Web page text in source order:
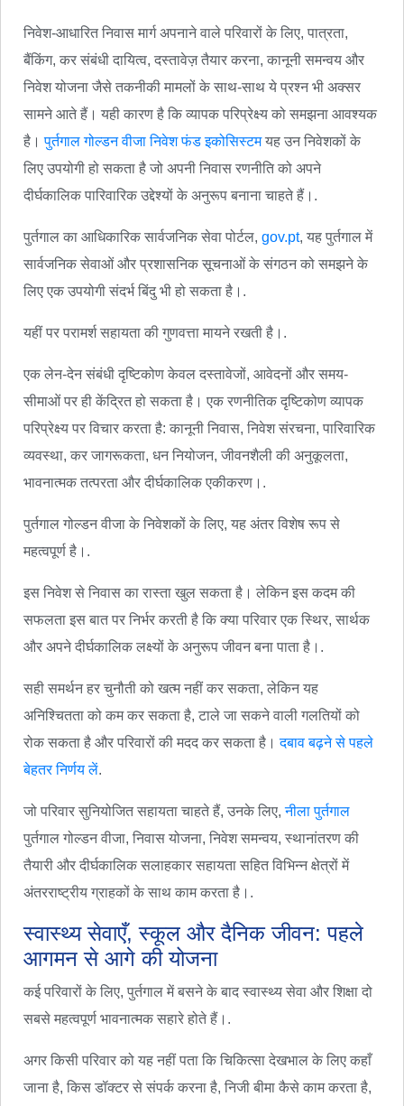
निवेश-आधारित निवास मार्ग अपनाने वाले परिवारों के लिए, पात्रता,
बैंकिंग, कर संबंधी दायित्व, दस्तावेज़ तैयार करना, कानूनी समन्वय और
निवेश योजना जैसे तकनीकी मामलों के साथ-साथ ये प्रश्न भी अक्सर
सामने आते हैं। यही कारण है कि व्यापक परिप्रेक्ष्य को समझना आवश्यक
है।पुर्तगाल गोल्डन वीजा निवेश फंड इकोसिस्टमयह उन निवेशकों के
लिए उपयोगी हो सकता है जो अपनी निवास रणनीति को अपने
दीर्घकालिक पारिवारिक उद्देश्यों के अनुरूप बनाना चाहते हैं।.
पुर्तगाल का आधिकारिक सार्वजनिक सेवा पोर्टल, gov.pt, यह पुर्तगाल में
सार्वजनिक सेवाओं और प्रशासनिक सूचनाओं के संगठन को समझने के
लिए एक उपयोगी संदर्भ बिंदु भी हो सकता है।.
यहीं पर परामर्श सहायता की गुणवत्ता मायने रखती है।.
एक लेन-देन संबंधी दृष्टिकोण केवल दस्तावेजों, आवेदनों और समय-
सीमाओं पर ही केंद्रित हो सकता है। एक रणनीतिक दृष्टिकोण व्यापक
परिप्रेक्ष्य पर विचार करता है: कानूनी निवास, निवेश संरचना, पारिवारिक
व्यवस्था, कर जागरूकता, धन नियोजन, जीवनशैली की अनुकूलता,
भावनात्मक तत्परता और दीर्घकालिक एकीकरण।.
पुर्तगाल गोल्डन वीजा के निवेशकों के लिए, यह अंतर विशेष रूप से
महत्वपूर्ण है।.
इस निवेश से निवास का रास्ता खुल सकता है। लेकिन इस कदम की
सफलता इस बात पर निर्भर करती है कि क्या परिवार एक स्थिर, सार्थक
और अपने दीर्घकालिक लक्ष्यों के अनुरूप जीवन बना पाता है।.
सही समर्थन हर चुनौती को खत्म नहीं कर सकता, लेकिन यह
अनिश्चितता को कम कर सकता है, टाले जा सकने वाली गलतियों को
रोक सकता है और परिवारों की मदद कर सकता है।दबाव बढ़ने से पहले
बेहतर निर्णय लें.
जो परिवार सुनियोजित सहायता चाहते हैं, उनके लिए,नीला पुर्तगाल
पुर्तगाल गोल्डन वीजा, निवास योजना, निवेश समन्वय, स्थानांतरण की
तैयारी और दीर्घकालिक सलाहकार सहायता सहित विभिन्न क्षेत्रों में
अंतरराष्ट्रीय ग्राहकों के साथ काम करता है।.
स्वास्थ्य सेवाएँ, स्कूल और दैनिक जीवन: पहले
आगमन से आगे की योजना
कई परिवारों के लिए, पुर्तगाल में बसने के बाद स्वास्थ्य सेवा और शिक्षा दो
सबसे महत्वपूर्ण भावनात्मक सहारे होते हैं।.
अगर किसी परिवार को यह नहीं पता कि चिकित्सा देखभाल के लिए कहाँ
जाना है, किस डॉक्टर से संपर्क करना है, निजी बीमा कैसे काम करता है,